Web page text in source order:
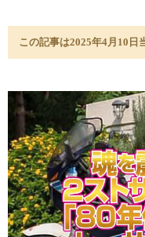
この記事は2025年4月10日